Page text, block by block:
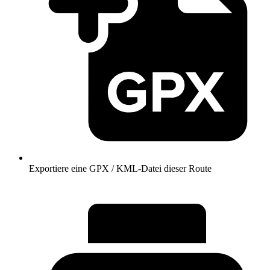
Exportiere eine GPX / KML-Datei dieser Route